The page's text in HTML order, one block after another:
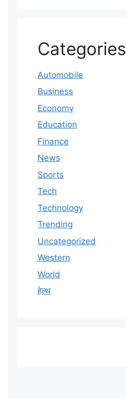
Categories
Automobile
Business
Economy
Education
Finance
News
Sports
Tech
Technology
Trending
Uncategorized
Western
World
हेल्थ